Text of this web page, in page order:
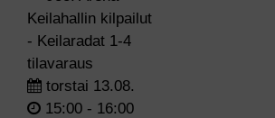
Keilahallin kilpailut
- Keilaradat 1-4
tilavaraus
torstai 13.08.
15:00 - 16:00